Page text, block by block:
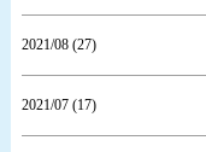
2021/08 (27)
2021/07 (17)